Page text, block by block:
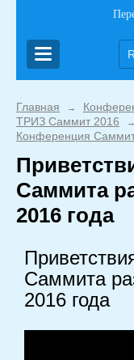
Главная →
ТРИЗ Саммит 2016 →
Конференция
Саммита
2016 года
Саммита
2016 года